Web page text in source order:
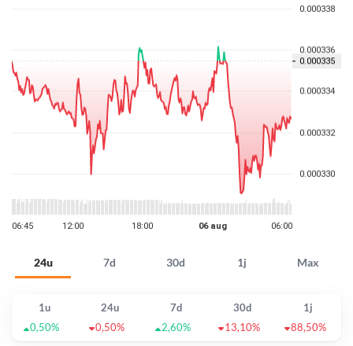
24u 7d 30d 1j Max
1u 24u 7d 30d
1j
0,50%
0,50% 2,60% 13,10% 88,50%